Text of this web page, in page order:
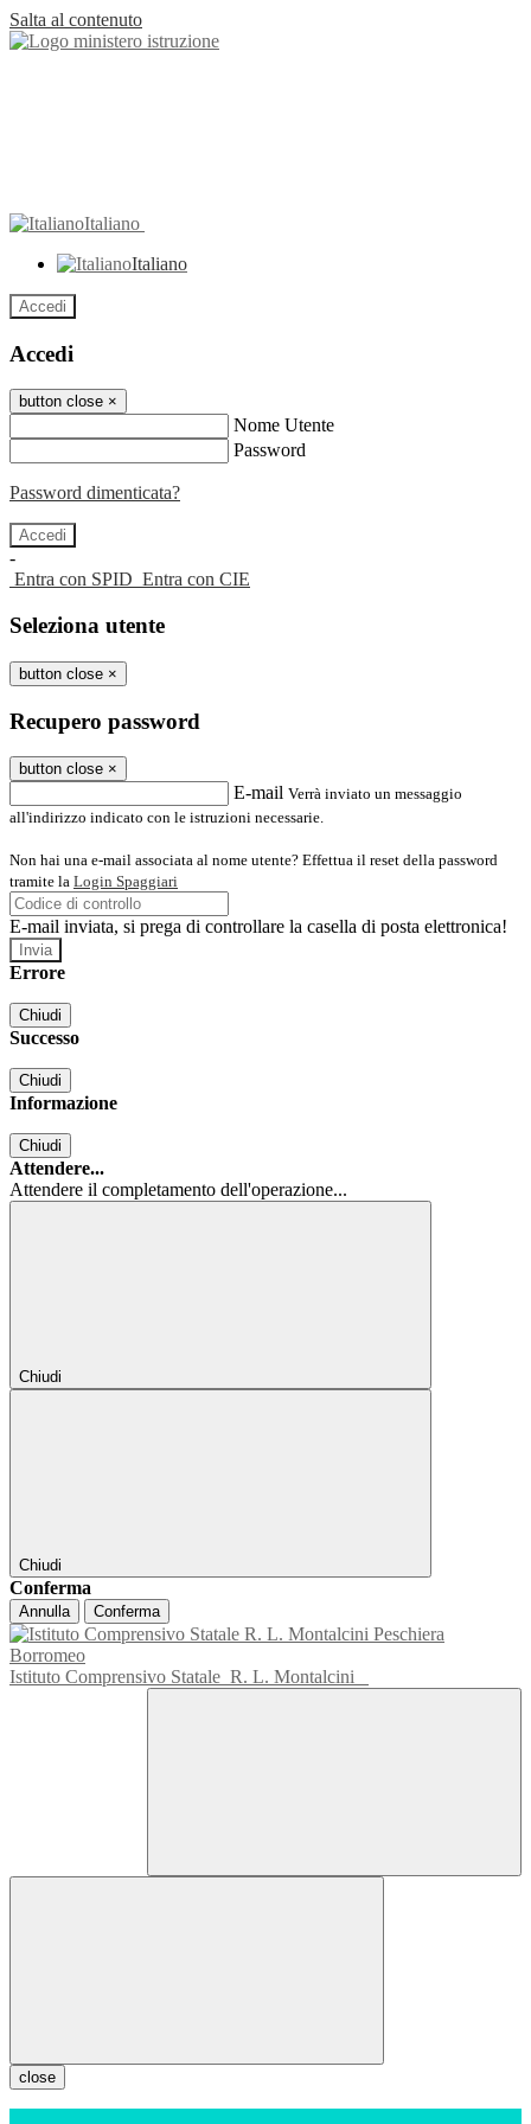
Salta al contenuto
Italiano
Italiano
Accedi
Accedi
button close ×
Nome Utente
Password
Password dimenticata?
-
Entra con SPID Entra con CIE
Seleziona utente
button close ×
Recupero password
button close ×
E-mail Verrà inviato un messaggio
all'indirizzo indicato con le istruzioni necessarie.
Non hai una e-mail associata al nome utente? Effettua il reset della password
tramite la Login Spaggiari
E-mail inviata, si prega di controllare la casella di posta elettronica!
Errore
Chiudi
Successo
Chiudi
Informazione
Chiudi
Attendere...
Attendere il completamento dell'operazione...
Chiudi
Chiudi
Conferma
Annulla Conferma
Istituto Comprensivo Statale R. L. Montalcini
close